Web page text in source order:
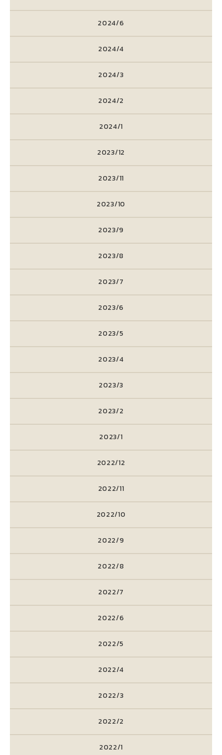
2024/6
2024/4
2024/3
2024/2
2024/1
2023/12
2023/11
2023/10
2023/9
2023/8
2023/7
2023/6
2023/5
2023/4
2023/3
2023/2
2023/1
2022/12
2022/11
2022/10
2022/9
2022/8
2022/7
2022/6
2022/5
2022/4
2022/3
2022/2
2022/1